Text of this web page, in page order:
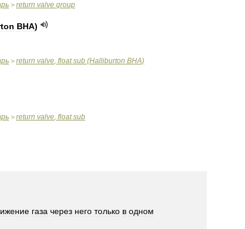
> return valve group
BHA)
> return valve, float sub (Halliburton BHA)
> return valve, float sub
газа через него только в одном